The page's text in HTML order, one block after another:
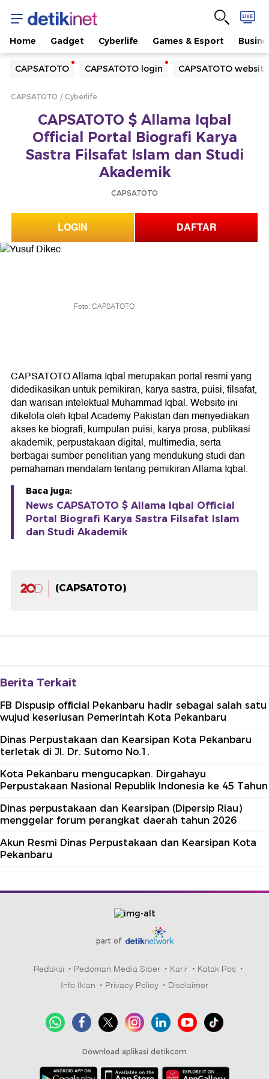
Home Gadget Cyberlife Games & Esport
CAPSATOTO CAPSATOTO login CAPSATOTO website
Yang sedang ramai dicari
Loading...
CAPSATOTO Cyberlife
CAPSATOTO $ Allama Iqbal
Official Portal Biografi Karya
Sastra Filsafat Islam dan Studi
Akademik
CAPSATOTO
LOGIN DAFTAR
Foto: CAPSATOTO
CAPSATOTO Allama Iqbal merupakan portal resmi yang
didedikasikan untuk pemikiran, karya sastra, puisi, filsafat,
dan warisan intelektual Muhammad Iqbal. Website ini
dikelola oleh Iqbal Academy Pakistan dan menyediakan
akses ke biografi, kumpulan puisi, karya prosa, publikasi
akademik, perpustakaan digital, multimedia, serta
berbagai sumber penelitian yang mendukung studi dan
pemahaman mendalam tentang pemikiran Allama Iqbal.
Baca juga:
News CAPSATOTO $ Allama Iqbal Official
Portal Biografi Karya Sastra Filsafat Islam
dan Studi Akademik
(CAPSATOTO)
Berita Terkait
FB Dispusip official Pekanbaru hadir sebagai salah satu
wujud keseriusan Pemerintah Kota Pekanbaru
Dinas Perpustakaan dan Kearsipan Kota Pekanbaru
terletak di Jl. Dr. Sutomo No.1,
Kota Pekanbaru mengucapkan. Dirgahayu
Perpustakaan Nasional Republik Indonesia ke 45 Tahun
Dinas perpustakaan dan Kearsipan (Dipersip Riau)
menggelar forum perangkat daerah tahun 2026
Akun Resmi Dinas Perpustakaan dan Kearsipan Kota
Pekanbaru
part of
Redaksi Pedoman Media Siber Karir
Kotak Pos
Info Iklan
Privacy Policy Disclaimer
Download aplikasi detikcom